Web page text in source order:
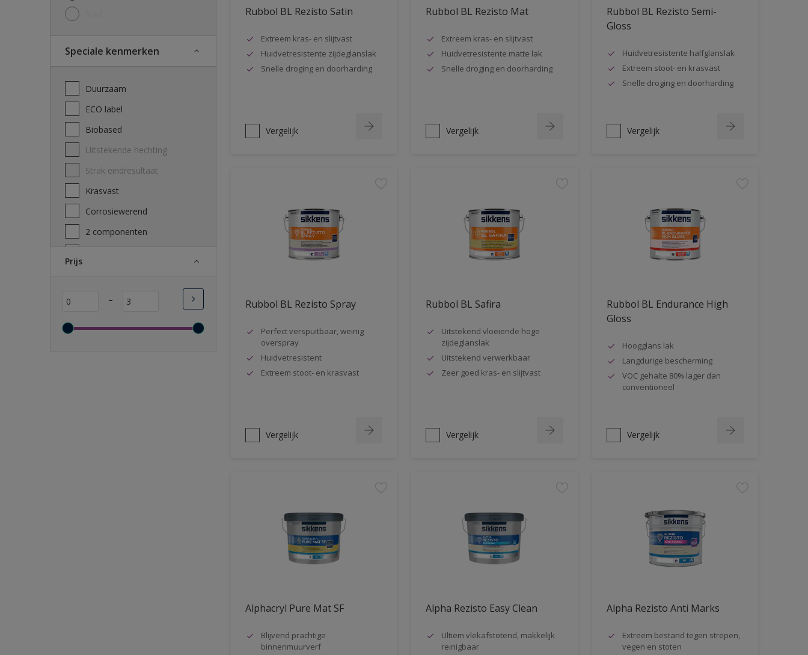
Speciale kenmerken
Duurzaam
ECO label
Biobased
Uitstekende hechting
Strak eindresultaat
Krasvast
Corrosiewerend
2 componenten
Wasbaar
Sneldrogend
Prijs
-
Rubbol BL Rezisto Satin
Extreem kras- en slijtvast
Huidvetresistente zijdeglanslak
Snelle droging en doorharding
Vergelijk
Rubbol BL Rezisto Mat
Extreem kras- en slijtvast
Huidvetresistente matte lak
Snelle droging en doorharding
Vergelijk
Rubbol BL Rezisto Semi-
Gloss
Huidvetresistente halfglanslak
Extreem stoot- en krasvast
Snelle droging en doorharding
Vergelijk
Rubbol BL Rezisto Spray
Perfect verspuitbaar, weinig
overspray
Huidvetresistent
Extreem stoot- en krasvast
Vergelijk
Rubbol BL Safira
Uitstekend vloeiende hoge
zijdeglanslak
Uitstekend verwerkbaar
Zeer goed kras- en slijtvast
Vergelijk
Rubbol BL Endurance High
Gloss
Hoogglans lak
Langdurige bescherming
VOC gehalte 80% lager dan
conventioneel
Vergelijk
Alphacryl Pure Mat SF
Blijvend prachtige
binnenmuurverf
Alpha Rezisto Easy Clean
Ultiem vlekafstotend, makkelijk
reinigbaar
Alpha Rezisto Anti Marks
Extreem bestand tegen strepen,
vegen en stoten